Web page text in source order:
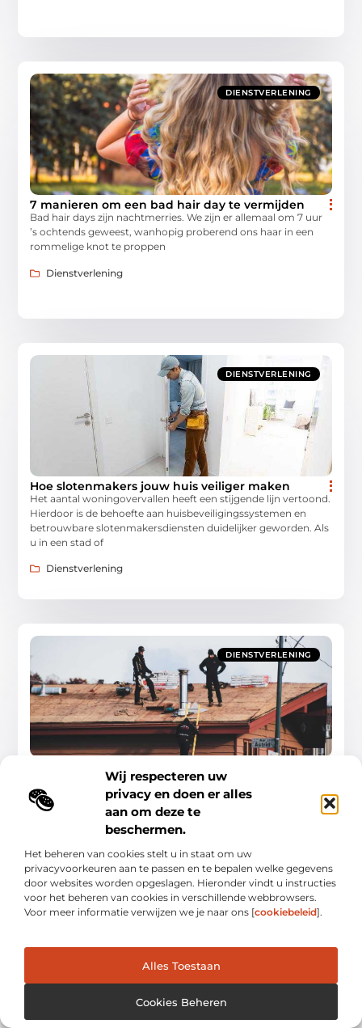
Wij respecteren uw
privacy en doen er alles
aan om deze te
beschermen.
Het beheren van cookies stelt u in staat om uw
privacyvoorkeuren aan te passen en te bepalen welke gegevens
door websites worden opgeslagen. Hieronder vindt u instructies
voor het beheren van cookies in verschillende webbrowsers.
Voor meer informatie verwijzen we je naar ons [cookiebeleid].
Alles Toestaan
Cookies Beheren
DIENSTVERLENING
7 manieren om een bad hair day te vermijden
Bad hair days zijn nachtmerries. We zijn er allemaal om 7 uur
’s ochtends geweest, wanhopig proberend ons haar in een
rommelige knot te proppen
Dienstverlening
DIENSTVERLENING
Hoe slotenmakers jouw huis veiliger maken
Het aantal woningovervallen heeft een stijgende lijn vertoond.
Hierdoor is de behoefte aan huisbeveiligingssystemen en
betrouwbare slotenmakersdiensten duidelijker geworden. Als
u in een stad of
Dienstverlening
DIENSTVERLENING
Zonne-energie is eenvoudig Een van de beste dingen van
zonne-energie is dat fotovoltaïsche zonne-energie (PV )
systemen hebben vrijwel geen bewegende delen en hebben
Dienstverlening